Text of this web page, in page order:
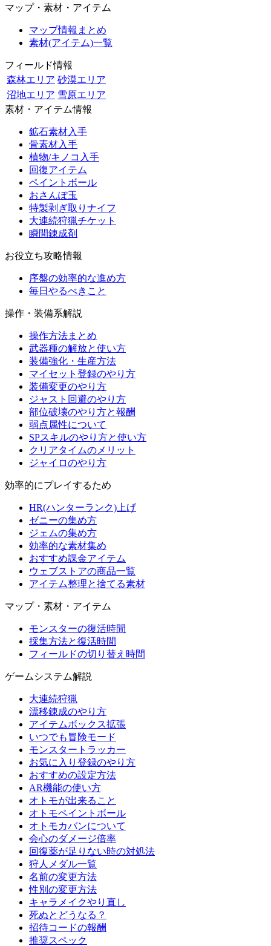
マップ・素材・アイテム
マップ情報まとめ
素材(アイテム)一覧
フィールド情報
森林エリア 砂漠エリア
沼地エリア 雪原エリア
素材・アイテム情報
鉱石素材入手
骨素材入手
植物/キノコ入手
回復アイテム
ペイントボール
おさんぽ玉
特製剥ぎ取りナイフ
大連続狩猟チケット
瞬間錬成剤
お役立ち攻略情報
序盤の効率的な進め方
毎日やるべきこと
操作・装備系解説
操作方法まとめ
武器種の解放と使い方
装備強化・生産方法
マイセット登録のやり方
装備変更のやり方
ジャスト回避のやり方
部位破壊のやり方と報酬
弱点属性について
SPスキルのやり方と使い方
クリアタイムのメリット
ジャイロのやり方
効率的にプレイするため
HR(ハンターランク)上げ
ゼニーの集め方
ジェムの集め方
効率的な素材集め
おすすめ課金アイテム
ウェブストアの商品一覧
アイテム整理と捨てる素材
マップ・素材・アイテム
モンスターの復活時間
採集方法と復活時間
フィールドの切り替え時間
ゲームシステム解説
大連続狩猟
漂移錬成のやり方
アイテムボックス拡張
いつでも冒険モード
モンスタートラッカー
お気に入り登録のやり方
おすすめの設定方法
AR機能の使い方
オトモが出来ること
オトモペイントボール
オトモカバンについて
会心のダメージ倍率
回復薬が足りない時の対処法
狩人メダル一覧
名前の変更方法
性別の変更方法
キャラメイクやり直し
死ぬとどうなる？
招待コードの報酬
推奨スペック